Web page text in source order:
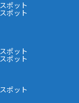
ポット
ポット
ポット
ポット
ポット